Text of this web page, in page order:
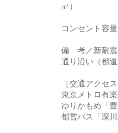
㎡）
コンセント容
備 考／新耐震
通り沿い（都道
［交通アクセス
東京メトロ有
ゆりかもめ「
都営バス「深